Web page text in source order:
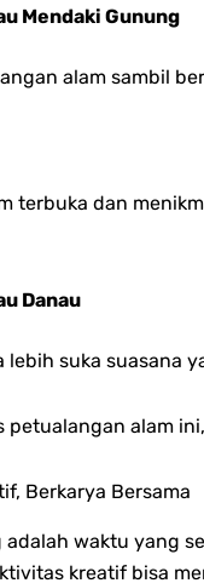
Mendaki Gunung
alam sambil
terbuka dan
Danau
lebih suka suasana
petualangan alam
Berkarya Bersama
waktu yang
kreatif bisa